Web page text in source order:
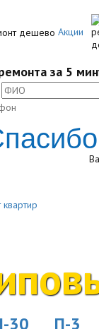
Акции
за 5
30
П-3